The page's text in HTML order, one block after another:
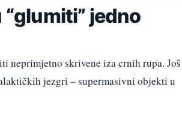
jedno
neprimjetno skrivene iza crnih rupa. Još
jezgri – supermasivni objekti u